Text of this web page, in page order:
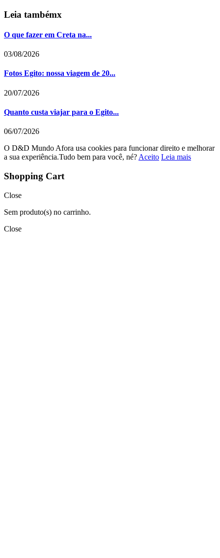
Leia tambémx
O que fazer em Creta na...
03/08/2026
Fotos Egito: nossa viagem de 20...
20/07/2026
Quanto custa viajar para o Egito...
06/07/2026
O D&D Mundo Afora usa cookies para funcionar direito e melhorar
a sua experiência.Tudo bem para você, né? Aceito Leia mais
Shopping Cart
Close
Sem produto(s) no carrinho.
Close